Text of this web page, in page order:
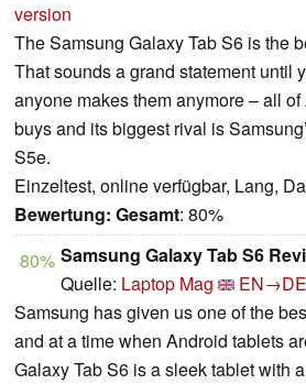
version
The Samsung Galaxy Tab S6 is the
That sounds a grand statement until
anyone makes them anymore – all of
buys and its biggest rival is
S5e.
Einzeltest, online verfügbar, Lang,
Bewertung: Gesamt: 80%
80% Samsung Galaxy Tab S6
Quelle: Laptop Mag EN→DE
Samsung has given us one of the
and at a time when Android tablets
Galaxy Tab S6 is a sleek tablet with